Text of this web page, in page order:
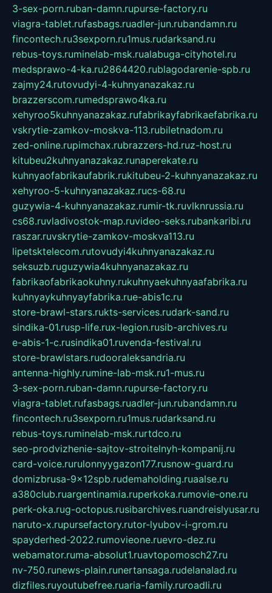
3-sex-porn.ruban-damn.rupurse-factory.ru
viagra-tablet.rufasbags.ruadler-jun.rubandamn.ru
fincontech.ru3sexporn.ru1mus.rudarksand.ru
rebus-toys.ruminelab-msk.rualabuga-cityhotel.ru
medsprawo-4-ka.ru2864420.rublagodarenie-spb.ru
zajmy24.rutovudyi-4-kuhnyanazakaz.ru
brazzerscom.rumedsprawo4ka.ru
xehyroo5kuhnyanazakaz.rufabrikayfabrikaefabrika.ru
vskrytie-zamkov-moskva-113.rubiletnadom.ru
zed-online.rupimchax.rubrazzers-hd.ruz-host.ru
kitubeu2kuhnyanazakaz.runaperekate.ru
kuhnyaofabrikaufabrik.rukitubeu-2-kuhnyanazakaz.ru
xehyroo-5-kuhnyanazakaz.rucs-68.ru
guzywia-4-kuhnyanazakaz.rumir-tk.ruvlknrussia.ru
cs68.ruvladivostok-map.ruvideo-seks.rubankaribi.ru
raszar.ruvskrytie-zamkov-moskva113.ru
lipetsktelecom.rutovudyi4kuhnyanazakaz.ru
seksuzb.ruguzywia4kuhnyanazakaz.ru
fabrikaofabrikaokuhny.rukuhnyaekuhnyaafabrika.ru
kuhnyaykuhnyayfabrika.rue-abis1c.ru
store-brawl-stars.rukts-services.rudark-sand.ru
sindika-01.rusp-life.rux-legion.rusib-archives.ru
e-abis-1-c.rusindika01.ruvenda-festival.ru
store-brawlstars.rudooraleksandria.ru
antenna-highly.rumine-lab-msk.ru1-mus.ru
3-sex-porn.ruban-damn.rupurse-factory.ru
viagra-tablet.rufasbags.ruadler-jun.rubandamn.ru
fincontech.ru3sexporn.ru1mus.rudarksand.ru
rebus-toys.ruminelab-msk.rurtdco.ru
seo-prodvizhenie-sajtov-stroitelnyh-kompanij.ru
card-voice.rurulonnyygazon177.rusnow-guard.ru
domizbrusa-9x12spb.rudemaholding.ruaalse.ru
a380club.ruargentinamia.ruperkoka.rumovie-one.ru
perk-oka.rug-octopus.rusibarchives.ruandreislyusar.ru
naruto-x.rupursefactory.rutor-lyubov-i-grom.ru
spayderhed-2022.rumovieone.ruevro-dez.ru
webamator.ruma-absolut1.ruavtopomosch27.ru
nv-750.runews-plain.runertansaga.rudelanalad.ru
dizfiles.ruyoutubefree.ruaria-family.ruroadli.ru